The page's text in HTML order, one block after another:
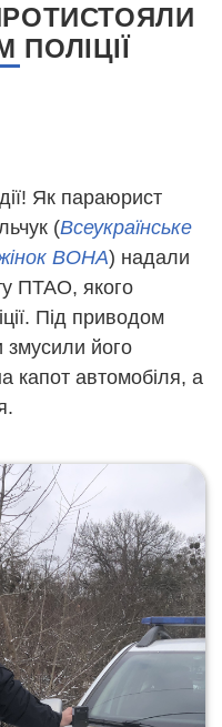
Як параюрист
(Всеукраїнське
ВОНА) надали
ПТАО, якого
Під приводом
змусили його
капот автомобіля, а